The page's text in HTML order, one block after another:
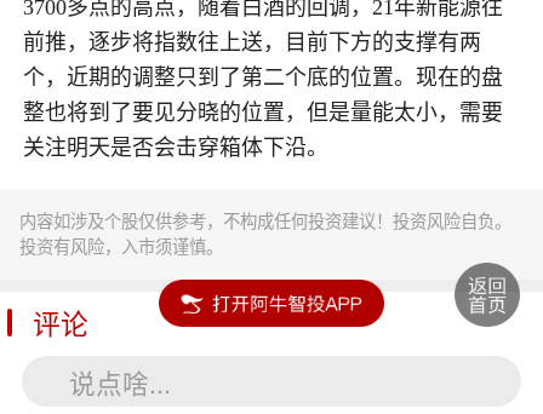
3700多点的高点，随着白酒的回调，21年新能源往
前推，逐步将指数往上送，目前下方的支撑有两
个，近期的调整只到了第二个底的位置。现在的盘
整也将到了要见分晓的位置，但是量能太小，需要
关注明天是否会击穿箱体下沿。
内容如涉及个股仅供参考，不构成任何投资建议！投资风险自负。
投资有风险，入市须谨慎。
评论
说点啥...